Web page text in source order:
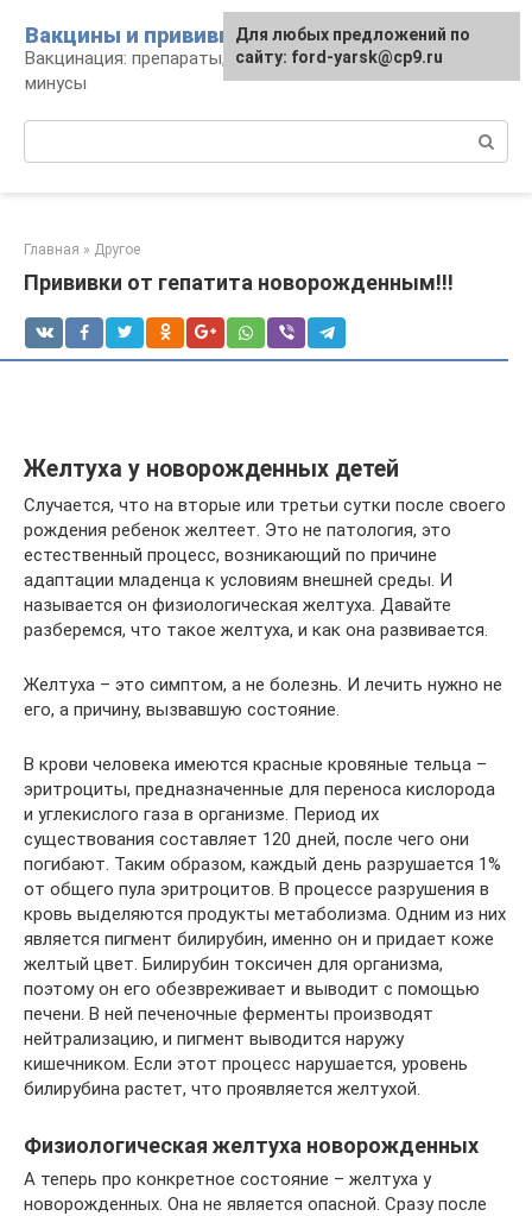
контенту
Вакцины и прививки
Вакцинация: препараты, график, плюсы и
минусы
Главная » Другое
Прививки от гепатита новорожденным!!!
Желтуха у новорожденных детей
Случается, что на вторые или третьи сутки после своего
рождения ребенок желтеет. Это не патология, это
естественный процесс, возникающий по причине
адаптации младенца к условиям внешней среды. И
называется он физиологическая желтуха. Давайте
разберемся, что такое желтуха, и как она развивается.
Желтуха – это симптом, а не болезнь. И лечить нужно не
его, а причину, вызвавшую состояние.
В крови человека имеются красные кровяные тельца –
эритроциты, предназначенные для переноса кислорода
и углекислого газа в организме. Период их
существования составляет 120 дней, после чего они
погибают. Таким образом, каждый день разрушается 1%
от общего пула эритроцитов. В процессе разрушения в
кровь выделяются продукты метаболизма. Одним из них
является пигмент билирубин, именно он и придает коже
желтый цвет. Билирубин токсичен для организма,
поэтому он его обезвреживает и выводит с помощью
печени. В ней печеночные ферменты производят
нейтрализацию, и пигмент выводится наружу
кишечником. Если этот процесс нарушается, уровень
билирубина растет, что проявляется желтухой.
Физиологическая желтуха новорожденных
А теперь про конкретное состояние – желтуха у
новорожденных. Она не является опасной. Сразу после
Для любых предложений по
сайту: ford-yarsk@cp9.ru